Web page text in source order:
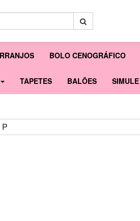
BOLO CENOGRÁFICO
TAPETES BALÕES